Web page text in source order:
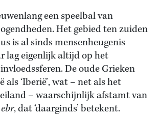
een speelbal van
Het gebied ten zuiden
is al sinds mensenheugenis
lag eigenlijk altijd op het
De oude Grieken
als ‘Iberië’, wat – net als het
– waarschijnlijk afstamt van
ebr, dat ‘daarginds’ betekent.